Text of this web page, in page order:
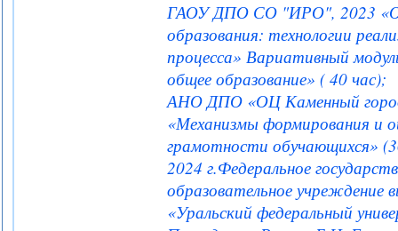
ГАОУ ДПО СО "ИРО", 2023
образования: технологии
процесса» Вариативный
общее образование» ( 40 час);
АНО ДПО «ОЦ Каменный
«Механизмы формирования и
грамотности обучающихся»
2024 г.Федеральное
образовательное учреждение
«Уральский федеральный